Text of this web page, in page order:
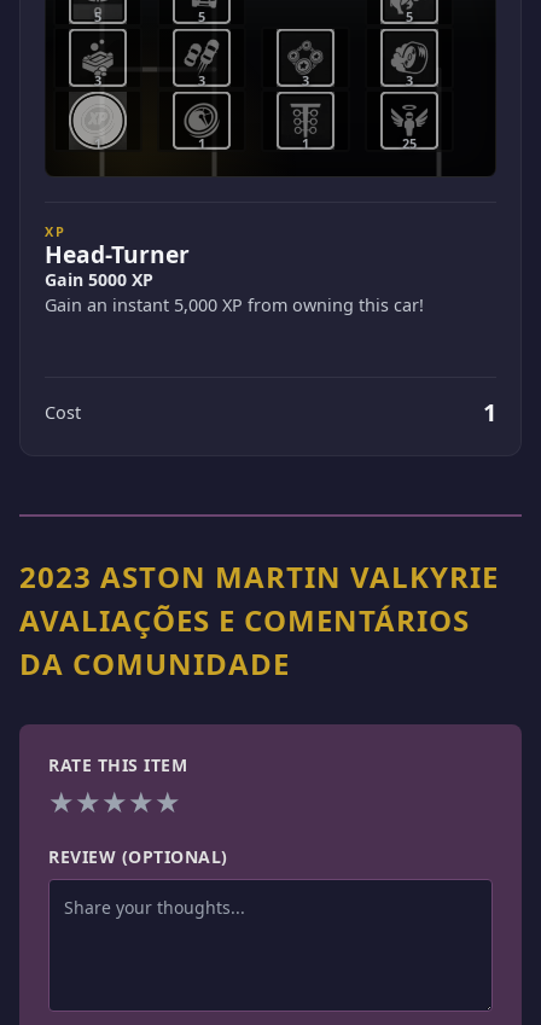
1 1 1 25
3 3 3 3
5 5 5
XP
Head-Turner
Gain 5000 XP
Gain an instant 5,000 XP from owning this car!
Cost 1
2023 ASTON MARTIN VALKYRIE
AVALIAÇÕES E COMENTÁRIOS
DA COMUNIDADE
RATE THIS ITEM
★★★★★
REVIEW (OPTIONAL)